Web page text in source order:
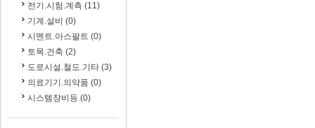
전기.시험.계측 (11)
기계.설비 (0)
시멘트.아스팔트 (0)
토목.건축 (2)
도로시설.철도.기타 (3)
의료기기.의약품 (0)
시스템장비등 (0)